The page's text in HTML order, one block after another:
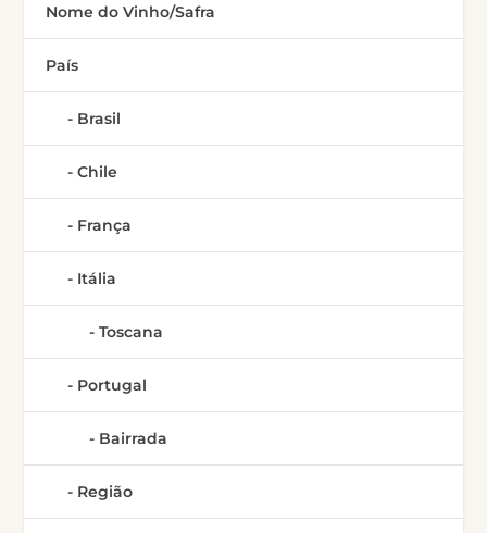
Nome do Vinho/Safra
País
Brasil
Chile
França
Itália
Toscana
Portugal
Bairrada
Região